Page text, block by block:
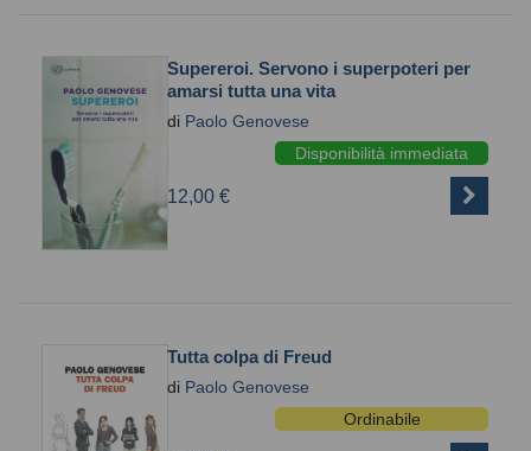
Supereroi. Servono i superpoteri per
amarsi tutta una vita
di Paolo Genovese
Disponibilità immediata
12,00 €
Tutta colpa di Freud
di Paolo Genovese
Ordinabile